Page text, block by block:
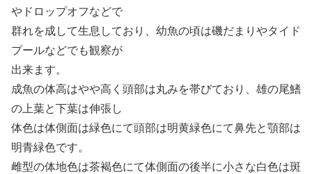
やドロップオフなどで
群れを成して生息しており、幼魚の頃は磯だまりやタイド
プールなどでも観察が
出来ます。
成魚の体高はやや高く頭部は丸みを帯びており、雄の尾鰭
の上葉と下葉は伸張し
体色は体側面は緑色にて頭部は明黄緑色にて鼻先と顎部は
明青緑色です。
雌型の体地色は茶褐色にて体側面の後半に小さな白色は斑